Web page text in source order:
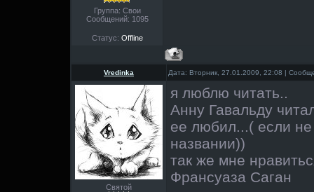
Группа: Свои
Сообщений: 1095
Статус: Offline
Vredinka Дата: Вторник, 27.01.2009, 22:08 |
Святой
я люблю читать..
Анну Гавальду
ее любил...( если
названии))
так же мне
Франсуаза Саган